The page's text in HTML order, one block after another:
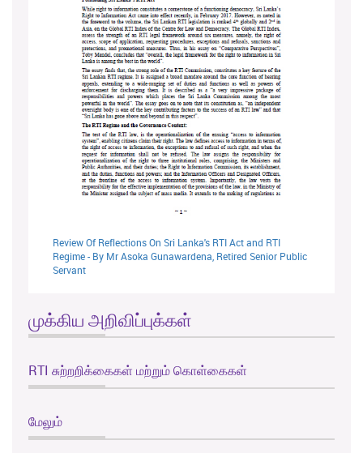
Review Of Reflections On Sri Lanka's RTI Act and RTI
Regime - By Mr Asoka Gunawardena, Retired Senior Public
Servant
முக்கிய அறிவிப்புக்கள்
RTI சுற்றறிக்கைகள் மற்றும் கொள்கைகள்
மேலும்